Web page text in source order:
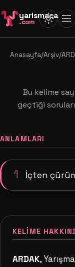
yarismaca
.com light_mode menu
Anasayfa/Arşiv/
Bu kelime
geçtiği
ANLAMLARI
1 İçten
KELIME
ARDAK,